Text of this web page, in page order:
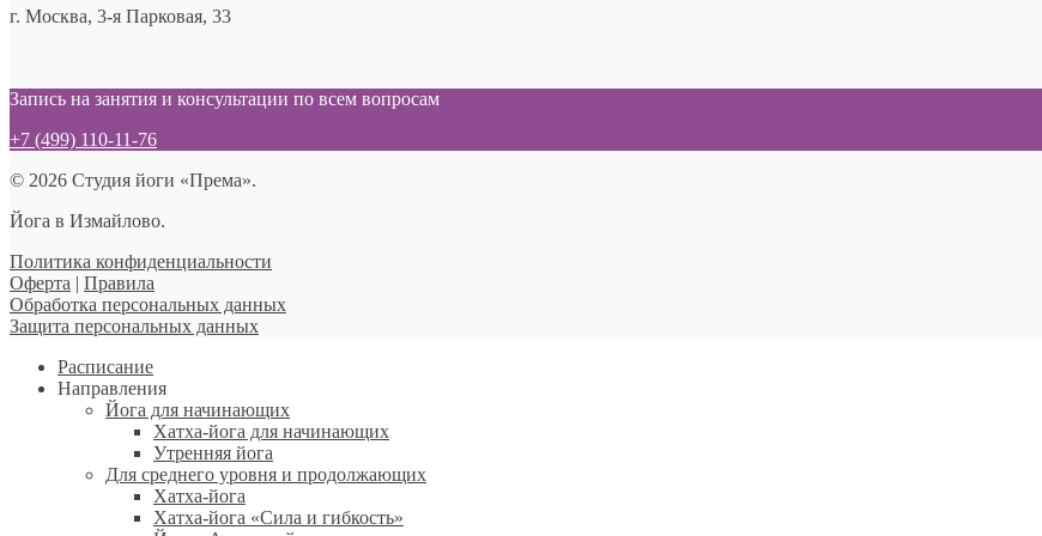
г. Москва, 3-я Парковая, 33
Запись на занятия и консультации по всем вопросам
+7 (499) 110-11-76
© 2026 Студия йоги «Према».
Йога в Измайлово.
Политика конфиденциальности
Оферта | Правила
Обработка персональных данных
Защита персональных данных
Расписание
Направления
Йога для начинающих
Хатха-йога для начинающих
Утренняя йога
Для среднего уровня и продолжающих
Хатха-йога
Хатха-йога «Сила и гибкость»